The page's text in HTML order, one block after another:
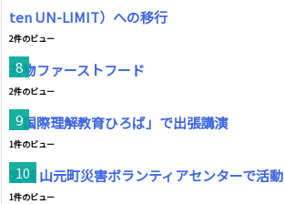
ten UN-LIMIT）への移行
2件のビュー
丼物ファーストフード
2件のビュー
「国際理解教育ひろば」で出張講演
1件のビュー
宮城 山元町災害ボランティアセンターで活
1件のビュー